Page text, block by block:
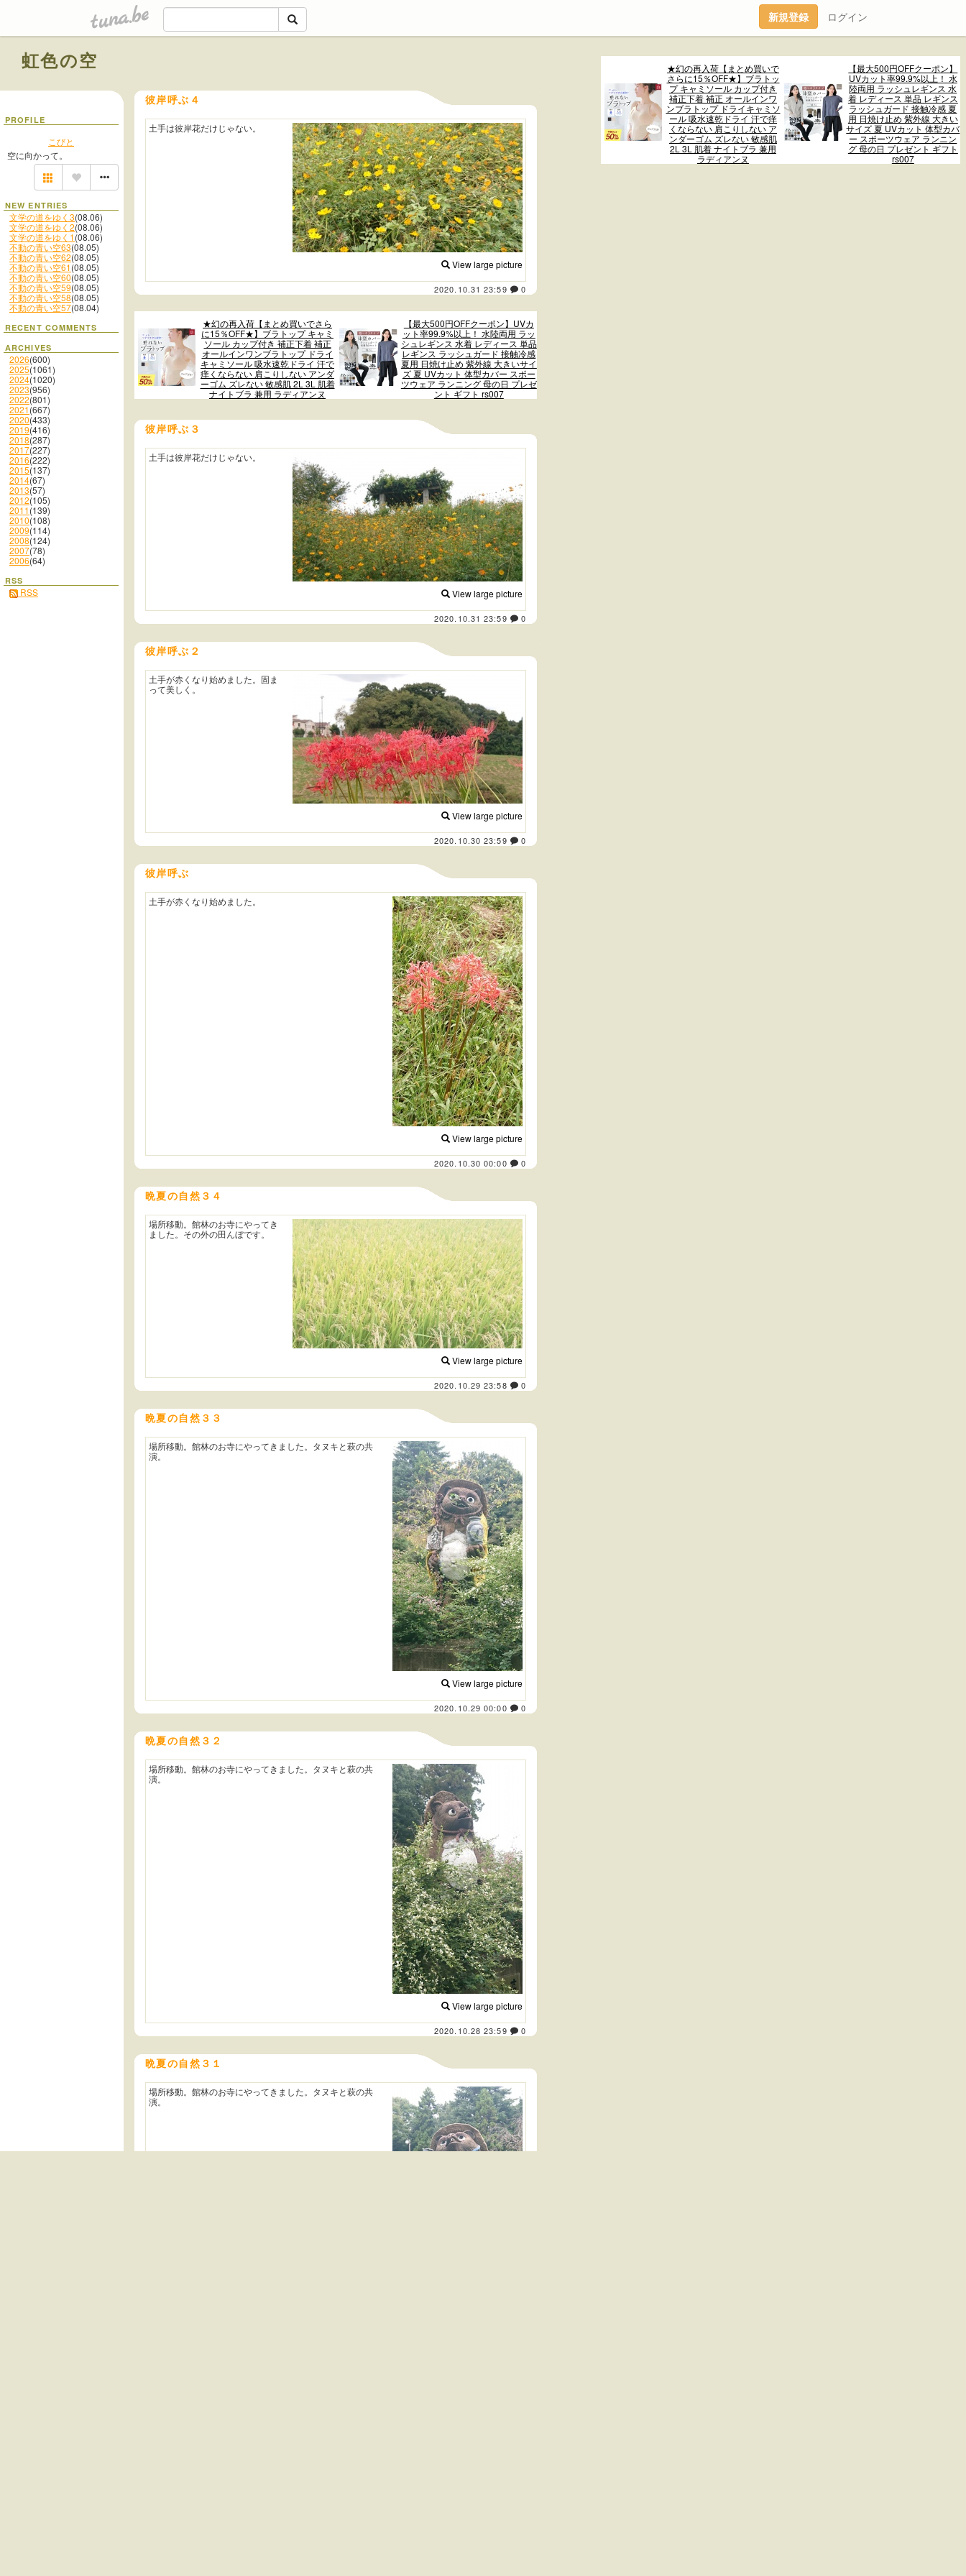
tuna.be 新規登録 ログイン
★幻の再入荷【まとめ買いで
さらに15％OFF★】ブラトッ
プ キャミソール カップ付き
補正下着 補正 オールインワ
ンブラトップ ドライキャミソ
ール 吸水速乾ドライ 汗で痒
くならない 肩こりしない ア
ンダーゴム ズレない 敏感肌
2L 3L 肌着 ナイトブラ 兼用
ラディアンヌ
【最大500円OFFクーポン】
UVカット率99.9%以上！ 水
陸両用 ラッシュレギンス 水
着 レディース 単品 レギンス
ラッシュガード 接触冷感 夏
用 日焼け止め 紫外線 大きい
サイズ 夏 UVカット 体型カバ
ー スポーツウェア ランニン
グ 母の日 プレゼント ギフト
rs007
虹色の空
PROFILE
こびと
空に向かって。
NEW ENTRIES
文学の道をゆく3(08.06)
文学の道をゆく2(08.06)
文学の道をゆく1(08.06)
不動の青い空63(08.05)
不動の青い空62(08.05)
不動の青い空61(08.05)
不動の青い空60(08.05)
不動の青い空59(08.05)
不動の青い空58(08.05)
不動の青い空57(08.04)
RECENT COMMENTS
ARCHIVES
2026(600)
2025(1061)
2024(1020)
2023(956)
2022(801)
2021(667)
2020(433)
2019(416)
2018(287)
2017(227)
2016(222)
2015(137)
2014(67)
2013(57)
2012(105)
2011(139)
2010(108)
2009(114)
2008(124)
2007(78)
2006(64)
RSS
RSS
彼岸呼ぶ４
View large picture
土手は彼岸花だけじゃない。
2020.10.31 23:59 0
★幻の再入荷【まとめ買いでさら
に15％OFF★】ブラトップ キャミ
ソール カップ付き 補正下着 補正
オールインワンブラトップ ドライ
キャミソール 吸水速乾ドライ 汗で
痒くならない 肩こりしない アンダ
ーゴム ズレない 敏感肌 2L 3L 肌着
ナイトブラ 兼用 ラディアンヌ
【最大500円OFFクーポン】UVカ
ット率99.9%以上！ 水陸両用 ラッ
シュレギンス 水着 レディース 単品
レギンス ラッシュガード 接触冷感
夏用 日焼け止め 紫外線 大きいサイ
ズ 夏 UVカット 体型カバー スポー
ツウェア ランニング 母の日 プレゼ
ント ギフト rs007
彼岸呼ぶ３
View large picture
土手は彼岸花だけじゃない。
2020.10.31 23:59 0
彼岸呼ぶ２
View large picture
土手が赤くなり始めました。固ま
って美しく。
2020.10.30 23:59 0
彼岸呼ぶ
View large picture
土手が赤くなり始めました。
2020.10.30 00:00 0
晩夏の自然３４
View large picture
場所移動。館林のお寺にやってき
ました。その外の田んぼです。
2020.10.29 23:58 0
晩夏の自然３３
View large picture
場所移動。館林のお寺にやってきました。タヌキと萩の共
演。
2020.10.29 00:00 0
晩夏の自然３２
View large picture
場所移動。館林のお寺にやってきました。タヌキと萩の共
演。
2020.10.28 23:59 0
晩夏の自然３１
場所移動。館林のお寺にやってきました。タヌキと萩の共
演。